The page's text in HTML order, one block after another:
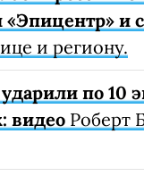
и
и региону.
по 10
видео Роберт